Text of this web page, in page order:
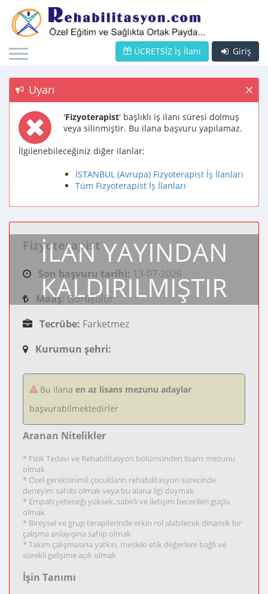
Giriş
ÜCRETSİZ İş İlanı
Uyarı
'Fizyoterapist' başlıklı iş ilanı süresi dolmuş
veya silinmiştir. Bu ilana başvuru yapılamaz.
İlgilenebileceğiniz diğer ilanlar:
İSTANBUL (Avrupa) Fizyoterapist İş İlanları
Tüm Fizyoterapist İş İlanları
İLAN YAYINDAN
KALDIRILMIŞTIR
Fizyoterapist
Son başvuru tarihi: 13-07-2026
Maaş: Görüşülür
Tecrübe: Farketmez
Kurumun şehri:
Bu ilana en az lisans mezunu adaylar
başvurabilmektedirler
Aranan Nitelikler
* Fizik Tedavi ve Rehabilitasyon bölümünden lisans mezunu
olmak
* Özel gereksinimli çocukların rehabilitasyon sürecinde
deneyim sahibi olmak veya bu alana ilgi duymak
* Empati yeteneği yüksek, sabırlı ve iletişim becerileri güçlü
olmak
* Bireysel ve grup terapilerinde etkin rol alabilecek dinamik bir
çalışma anlayışına sahip olmak
* Takım çalışmasına yatkın, mesleki etik değerlere bağlı ve
sürekli gelişime açık olmak
İşin Tanımı